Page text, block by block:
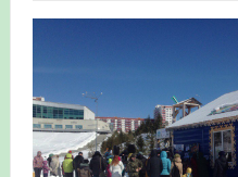
проекте «Развитие
численности птиц в
«Весенняя перекличка-
Мониторинг